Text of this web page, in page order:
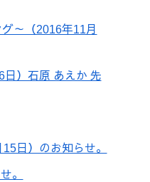
～（2016年11月
）石原 あえか 先
日）のお知らせ。
。